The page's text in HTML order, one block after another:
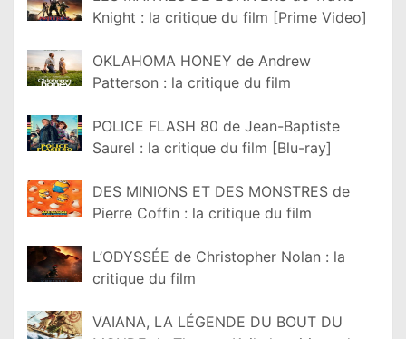
Knight : la critique du film [Prime Video]
OKLAHOMA HONEY de Andrew
Patterson : la critique du film
POLICE FLASH 80 de Jean-Baptiste
Saurel : la critique du film [Blu-ray]
DES MINIONS ET DES MONSTRES de
Pierre Coffin : la critique du film
L’ODYSSÉE de Christopher Nolan : la
critique du film
VAIANA, LA LÉGENDE DU BOUT DU